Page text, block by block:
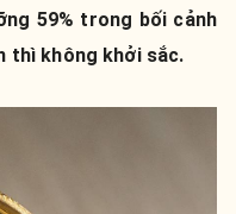
59% trong bối cảnh
thì không khởi sắc.